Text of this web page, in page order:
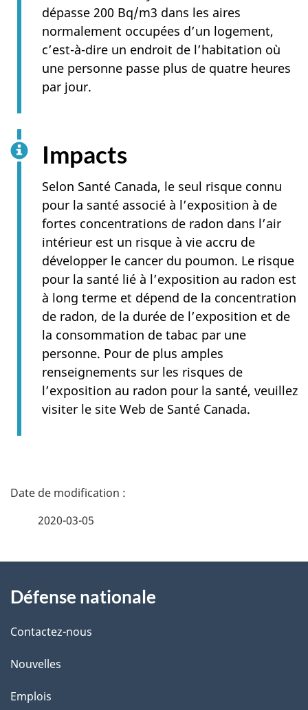
dépasse 200 Bq/m3 dans les aires
normalement occupées d’un logement,
c’est-à-dire un endroit de l’habitation où
une personne passe plus de quatre heures
par jour.
Impacts
Selon Santé Canada, le seul risque connu
pour la santé associé à l’exposition à de
fortes concentrations de radon dans l’air
intérieur est un risque à vie accru de
développer le cancer du poumon. Le risque
pour la santé lié à l’exposition au radon est
à long terme et dépend de la concentration
de radon, de la durée de l’exposition et de
la consommation de tabac par une
personne. Pour de plus amples
renseignements sur les risques de
l’exposition au radon pour la santé, veuillez
visiter le site Web de Santé Canada.
D
i
l
s
d
2020-03-05
propos
de
ce
site
Défense nationale
Contactez-nous
Nouvelles
Emplois